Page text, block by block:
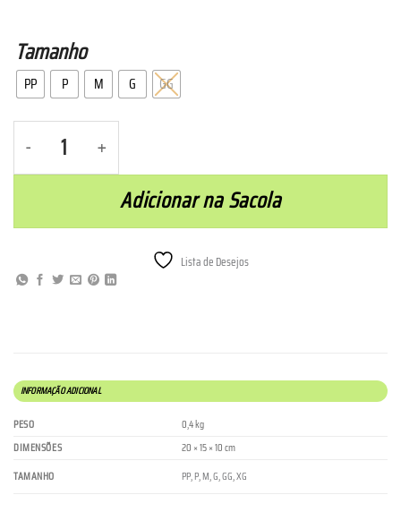
Tamanho
PP P M G GG
Adicionar na Sacola
Lista de Desejos
INFORMAÇÃO ADICIONAL
PESO
0,4 kg
DIMENSÕES
20 × 15 × 10 cm
TAMANHO
PP,P,M,G,GG,XG